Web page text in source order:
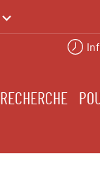
PRINTEMPS DES